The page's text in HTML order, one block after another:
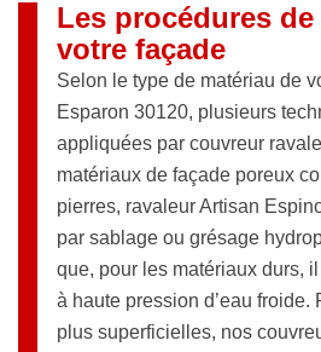
Les procédures
votre façade
Selon le type de matériau de
Esparon 30120, plusieurs
appliquées par couvreur
matériaux de façade poreux
pierres, ravaleur Artisan
par sablage ou grésage
que, pour les matériaux durs,
à haute pression d’eau
plus superficielles, nos